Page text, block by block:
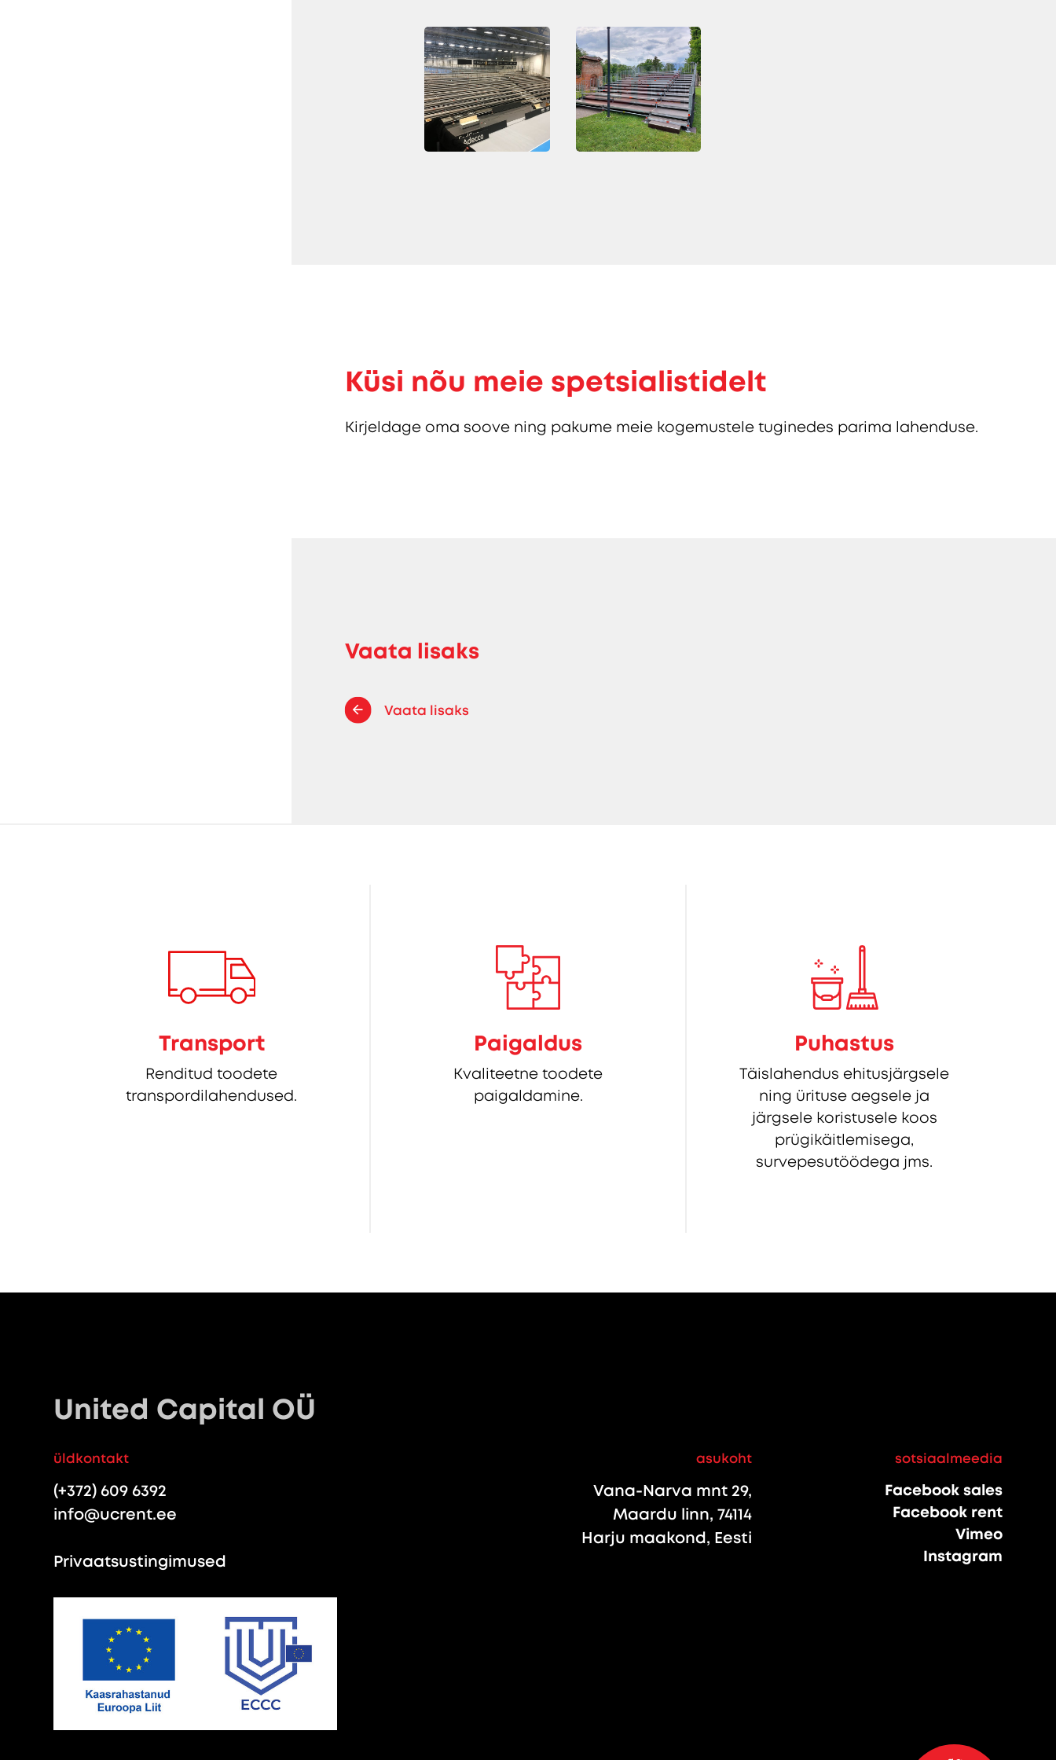
Küsi nõu meie spetsialistidelt
Kirjeldage oma soove ning pakume meie kogemustele tuginedes parima lahenduse.
Vaata lisaks
Vaata lisaks
Transport
Renditud toodete
transpordilahendused.
Paigaldus
Kvaliteetne toodete
paigaldamine.
Puhastus
Täislahendus ehitusjärgsele
ning ürituse aegsele ja
järgsele koristusele koos
prügikäitlemisega,
survepesutöödega jms.
United Capital OÜ
üldkontakt
(+372) 609 6392
info@ucrent.ee
Privaatsustingimused
asukoht
Vana-Narva mnt 29,
Maardu linn, 74114
Harju maakond, Eesti
sotsiaalmeedia
Facebook sales
Facebook rent
Vimeo
Instagram